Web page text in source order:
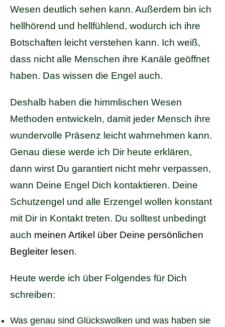
Wesen deutlich sehen kann. Außerdem bin ich
hellhörend und hellfühlend, wodurch ich ihre
Botschaften leicht verstehen kann. Ich weiß,
dass nicht alle Menschen ihre Kanäle geöffnet
haben. Das wissen die Engel auch.
Deshalb haben die himmlischen Wesen
Methoden entwickeln, damit jeder Mensch ihre
wundervolle Präsenz leicht wahrnehmen kann.
Genau diese werde ich Dir heute erklären,
dann wirst Du garantiert nicht mehr verpassen,
wann Deine Engel Dich kontaktieren. Deine
Schutzengel und alle Erzengel wollen konstant
mit Dir in Kontakt treten. Du solltest unbedingt
auch meinen Artikel über Deine persönlichen
Begleiter lesen.
Heute werde ich über Folgendes für Dich
schreiben:
Was genau sind Glückswolken und was haben sie